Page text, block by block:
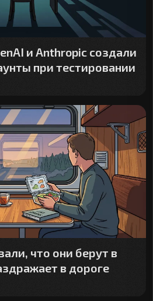
и Anthropic создали
при тестировании
что они берут в
в дороге